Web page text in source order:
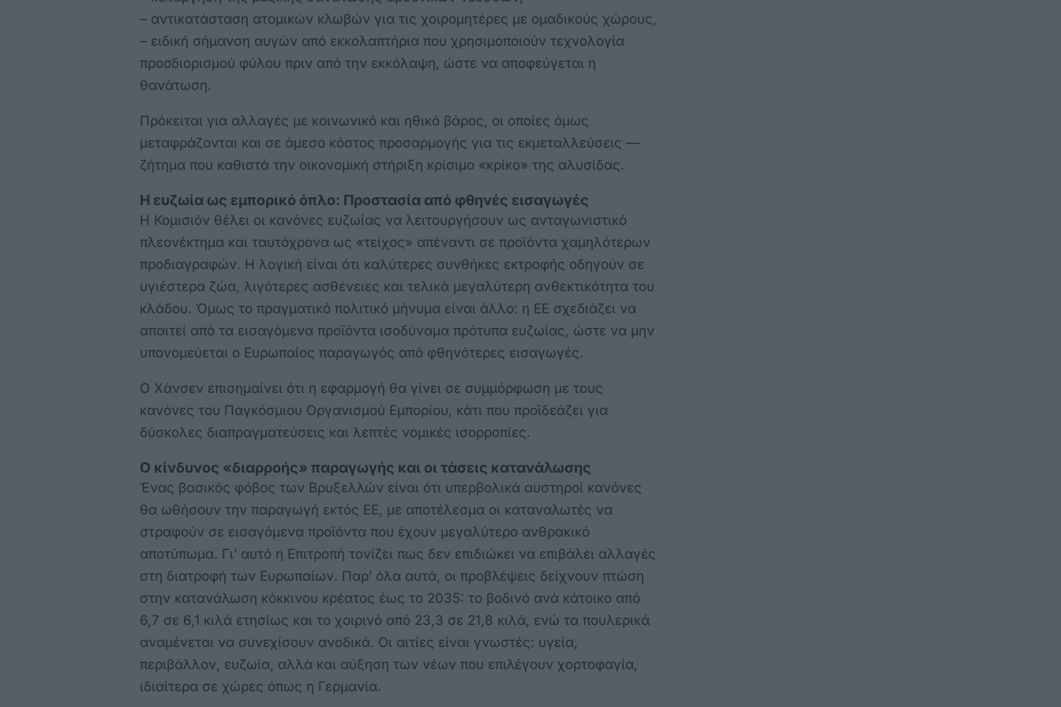
– αντικατάσταση ατομικών κλωβών για τις χοιρομητέρες με ομαδικούς χώρους,
– ειδική σήμανση αυγών από εκκολαπτήρια που χρησιμοποιούν τεχνολογία
προσδιορισμού φύλου πριν από την εκκόλαψη, ώστε να αποφεύγεται η
θανάτωση.
Πρόκειται για αλλαγές με κοινωνικό και ηθικό βάρος, οι οποίες όμως
μεταφράζονται και σε άμεσο κόστος προσαρμογής για τις εκμεταλλεύσεις —
ζήτημα που καθιστά την οικονομική στήριξη κρίσιμο «κρίκο» της αλυσίδας.
Η ευζωία ως εμπορικό όπλο: Προστασία από φθηνές εισαγωγές
Η Κομισιόν θέλει οι κανόνες ευζωίας να λειτουργήσουν ως ανταγωνιστικό
πλεονέκτημα και ταυτόχρονα ως «τείχος» απέναντι σε προϊόντα χαμηλότερων
προδιαγραφών. Η λογική είναι ότι καλύτερες συνθήκες εκτροφής οδηγούν σε
υγιέστερα ζώα, λιγότερες ασθένειες και τελικά μεγαλύτερη ανθεκτικότητα του
κλάδου. Όμως το πραγματικό πολιτικό μήνυμα είναι άλλο: η ΕΕ σχεδιάζει να
απαιτεί από τα εισαγόμενα προϊόντα ισοδύναμα πρότυπα ευζωίας, ώστε να μην
υπονομεύεται ο Ευρωπαίος παραγωγός από φθηνότερες εισαγωγές.
Ο Χάνσεν επισημαίνει ότι η εφαρμογή θα γίνει σε συμμόρφωση με τους
κανόνες του Παγκόσμιου Οργανισμού Εμπορίου, κάτι που προϊδεάζει για
δύσκολες διαπραγματεύσεις και λεπτές νομικές ισορροπίες.
Ο κίνδυνος «διαρροής» παραγωγής και οι τάσεις κατανάλωσης
Ένας βασικός φόβος των Βρυξελλών είναι ότι υπερβολικά αυστηροί κανόνες
θα ωθήσουν την παραγωγή εκτός ΕΕ, με αποτέλεσμα οι καταναλωτές να
στραφούν σε εισαγόμενα προϊόντα που έχουν μεγαλύτερο ανθρακικό
αποτύπωμα. Γι’ αυτό η Επιτροπή τονίζει πως δεν επιδιώκει να επιβάλει αλλαγές
στη διατροφή των Ευρωπαίων. Παρ’ όλα αυτά, οι προβλέψεις δείχνουν πτώση
στην κατανάλωση κόκκινου κρέατος έως το 2035: το βοδινό ανά κάτοικο από
6,7 σε 6,1 κιλά ετησίως και το χοιρινό από 23,3 σε 21,8 κιλά, ενώ τα πουλερικά
αναμένεται να συνεχίσουν ανοδικά. Οι αιτίες είναι γνωστές: υγεία,
περιβάλλον, ευζωία, αλλά και αύξηση των νέων που επιλέγουν χορτοφαγία,
ιδιαίτερα σε χώρες όπως η Γερμανία.